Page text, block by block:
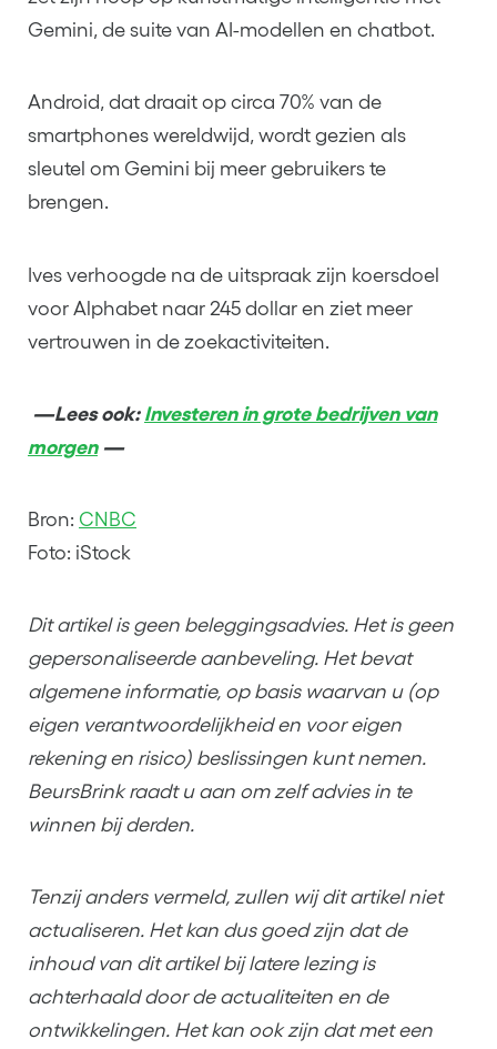
Gemini, de suite van AI-modellen en chatbot.
Android, dat draait op circa 70% van de
smartphones wereldwijd, wordt gezien als
sleutel om Gemini bij meer gebruikers te
brengen.
Ives verhoogde na de uitspraak zijn koersdoel
voor Alphabet naar 245 dollar en ziet meer
vertrouwen in de zoekactiviteiten.
—Lees ook: Investeren in grote bedrijven van
morgen—
Bron: CNBC
Foto: iStock
Dit artikel is geen beleggingsadvies. Het is geen
gepersonaliseerde aanbeveling. Het bevat
algemene informatie, op basis waarvan u (op
eigen verantwoordelijkheid en voor eigen
rekening en risico) beslissingen kunt nemen.
BeursBrink raadt u aan om zelf advies in te
winnen bij derden.
Tenzij anders vermeld, zullen wij dit artikel niet
actualiseren. Het kan dus goed zijn dat de
inhoud van dit artikel bij latere lezing is
achterhaald door de actualiteiten en de
ontwikkelingen. Het kan ook zijn dat met een